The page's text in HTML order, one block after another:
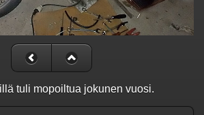
tuli mopoiltua jokunen vuosi.